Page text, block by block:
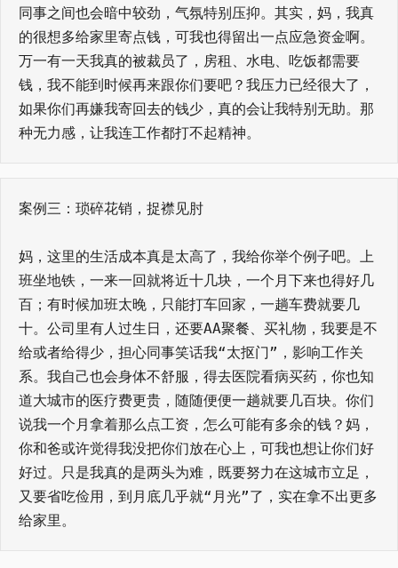
同事之间也会暗中较劲，气氛特别压抑。其实，妈，我真
的很想多给家里寄点钱，可我也得留出一点应急资金啊。
万一有一天我真的被裁员了，房租、水电、吃饭都需要
钱，我不能到时候再来跟你们要吧？我压力已经很大了，
如果你们再嫌我寄回去的钱少，真的会让我特别无助。那
种无力感，让我连工作都打不起精神。
案例三：琐碎花销，捉襟见肘
妈，这里的生活成本真是太高了，我给你举个例子吧。上
班坐地铁，一来一回就将近十几块，一个月下来也得好几
百；有时候加班太晚，只能打车回家，一趟车费就要几
十。公司里有人过生日，还要AA聚餐、买礼物，我要是不
给或者给得少，担心同事笑话我“太抠门”，影响工作关
系。我自己也会身体不舒服，得去医院看病买药，你也知
道大城市的医疗费更贵，随随便便一趟就要几百块。你们
说我一个月拿着那么点工资，怎么可能有多余的钱？妈，
你和爸或许觉得我没把你们放在心上，可我也想让你们好
好过。只是我真的是两头为难，既要努力在这城市立足，
又要省吃俭用，到月底几乎就“月光”了，实在拿不出更多
给家里。